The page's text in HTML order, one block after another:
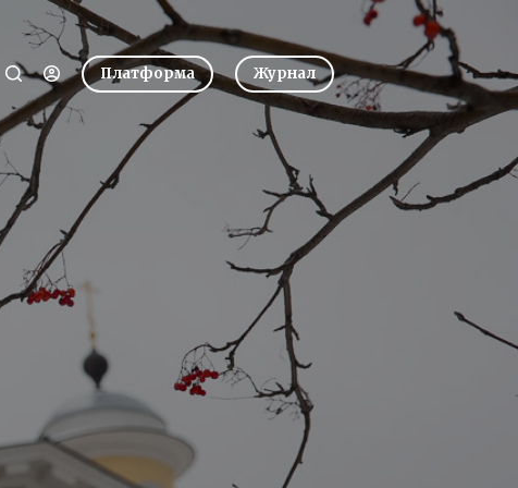
Платформа Журнал